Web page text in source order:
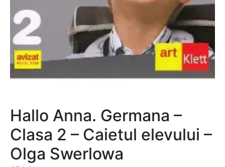
Hallo Anna. Germana –
Clasa 2 – Caietul elevului –
Olga Swerlowa